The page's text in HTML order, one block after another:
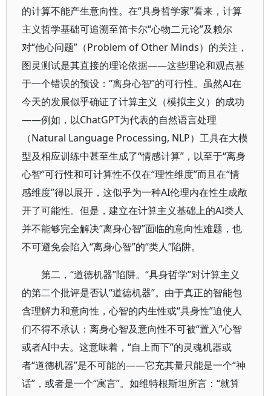
的计算不能产生意向性。在“具身哲学家”看来，计算
主义哲学基础可追溯至笛卡尔“心物二元论”及赖尔
对“他心问题”（Problem of Other Minds）的关注，
图灵测试是其直接的理论依据——这些理论和观点基
于一个错误的预设：“离身心智”的可行性。虽然AI在
今天的发展似乎确证了计算主义（模拟主义）的成功
——例如，以ChatGPT为代表的自然语言处理
（Natural Language Processing, NLP）工具在大模
型及相应训练中甚至生成了“情感计算”，以至于“离身
心智”可行性和可计算性不仅在“理性维度”而且在“情
感维度”得以展开，这似乎为一种AI伦理内在性生成敞
开了可能性。但是，建立在计算主义基础上的AI类人
并不能够完全解决“离身心智”面临的意向性难题，也
不可避免会陷入“离身心智”的“类人”陷阱。
第二，“道德机器”陷阱。“具身哲学”对计算主义
的第二个批评是否认“道德机器”。由于真正的智能包
含理解力和意向性，心智的内生性或“具身性”迫使人
们不得不承认：离身心智及意向性不可被“置入”心智
或者AI中去。这意味着，“自上而下”的灵魂机器或
者“道德机器”是不可能的——它充其量只能是一个“神
话”，或者是一个“寓言”。如维特根斯坦所言：“就算